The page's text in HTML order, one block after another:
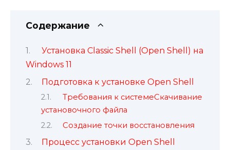
Содержание
Установка Classic Shell (Open Shell) на
Windows 11
Подготовка к установке Open Shell
Требования к системеСкачивание
установочного файла
Создание точки восстановления
Процесс установки Open Shell